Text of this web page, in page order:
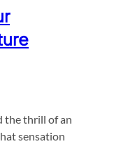
the thrill of an
sensation